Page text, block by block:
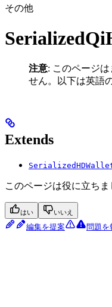
その他
注意: このページ
せん。以下は英語
Extends
このページは役に立ちま
はい いいえ
編集を提案 問題を